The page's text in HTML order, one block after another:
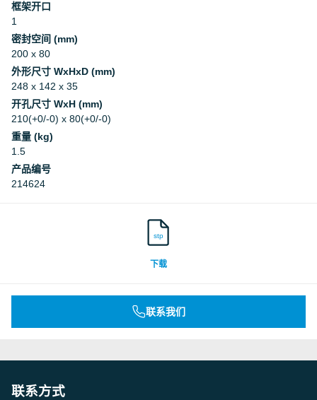
框架开口
1
密封空间 (mm)
200 x 80
外形尺寸 WxHxD (mm)
248 x 142 x 35
开孔尺寸 WxH (mm)
210(+0/-0) x 80(+0/-0)
重量 (kg)
1.5
产品编号
214624
stp
下载
联系我们
联系方式